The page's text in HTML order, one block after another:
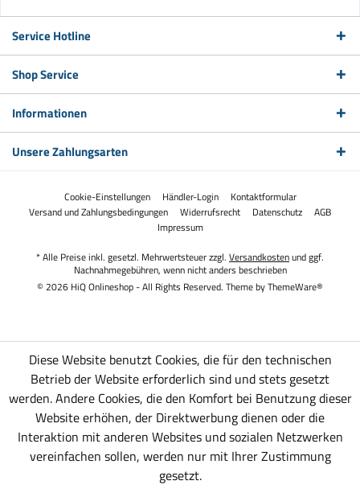
Service Hotline
Shop Service
Informationen
Unsere Zahlungsarten
Cookie-Einstellungen Händler-Login
Kontaktformular
Versand und Zahlungsbedingungen
Widerrufsrecht Datenschutz
AGB
Impressum
* Alle Preise inkl. gesetzl. Mehrwertsteuer zzgl. Versandkostenund ggf.
Nachnahmegebühren, wenn nicht anders beschrieben
© 2026 HiQ Onlineshop - All Rights Reserved. Theme byThemeWare®
Diese Website benutzt Cookies, die für den technischen
Betrieb der Website erforderlich sind und stets gesetzt
werden. Andere Cookies, die den Komfort bei Benutzung dieser
Website erhöhen, der Direktwerbung dienen oder die
Interaktion mit anderen Websites und sozialen Netzwerken
vereinfachen sollen, werden nur mit Ihrer Zustimmung
gesetzt.